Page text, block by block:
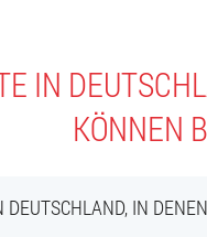
IN
KÖNNEN
DEUTSCHLAND, IN